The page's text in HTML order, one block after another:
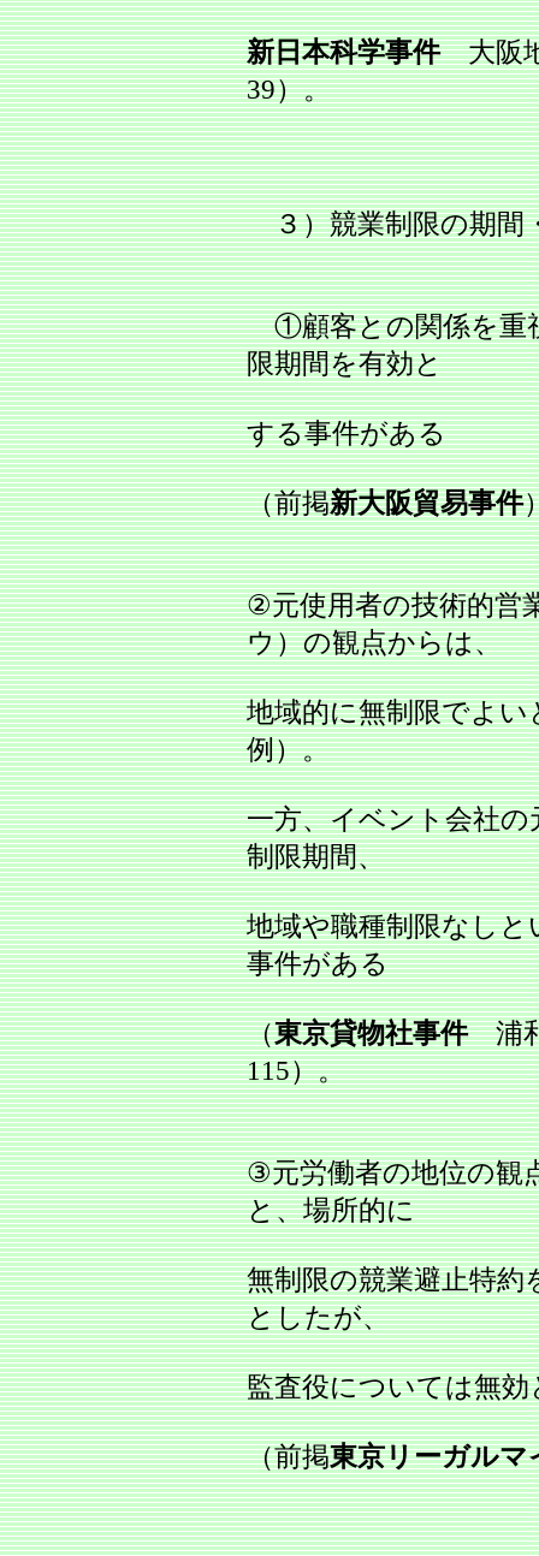
新日本科学事件大阪地
39）。
３）競業制限の期間
①顧客との関係を重
限期間を有効と
する事件がある
（前掲新大阪貿易事件
②元使用者の技術的営
ウ）の観点からは、
地域的に無制限でよ
例）。
一方、イベント会社
制限期間、
地域や職種制限なし
事件がある
（東京貸物社事件浦和
115）。
③元労働者の地位の観
と、場所的に
無制限の競業避止特約
としたが、
監査役については無
（前掲東京リーガルマ